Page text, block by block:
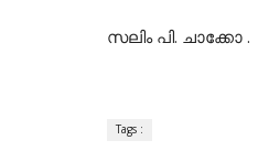
സലിം പി. ചാക്കോ .
Tags :